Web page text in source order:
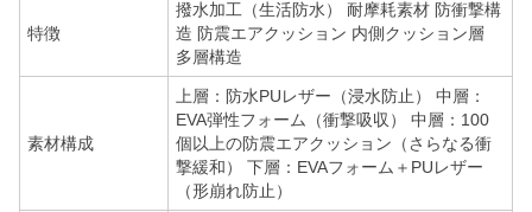
特徴
撥水加工（生活防水） 耐摩耗素材 防衝撃構
造 防震エアクッション 内側クッション層
多層構造
素材構成
上層：防水PUレザー（浸水防止） 中層：
EVA弾性フォーム（衝撃吸収） 中層：100
個以上の防震エアクッション（さらなる衝
撃緩和） 下層：EVAフォーム＋PUレザー
（形崩れ防止）